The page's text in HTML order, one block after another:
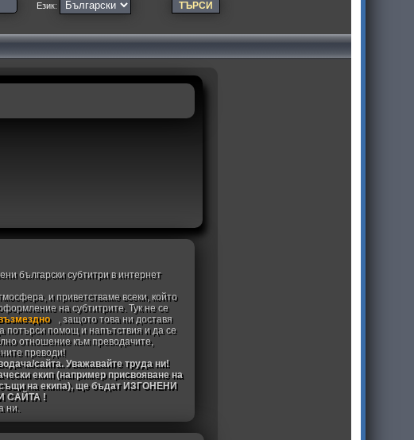
Език:
български субтитри в интернет
и приветстваме всеки, който
на субтитрите. Тук не се
, защото това ни доставя
потърси помощ и напътствия и да се
отношение към преводачите,
преводи!
сайта. Уважавайте труда ни!
екип (например присвояване на
на екипа), ще бъдат ИЗГОНЕНИ
САЙТА !
ни.